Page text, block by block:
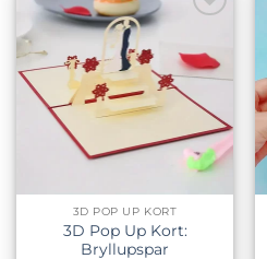
3D POP UP KORT
3D Pop Up Kort:
Bryllupspar